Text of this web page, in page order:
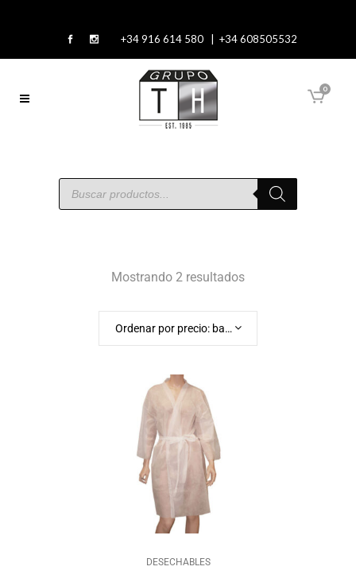
+34 916 614 580 | +34 608505532
0
Mostrando 2 resultados
Ordenar por precio: bajo a alto
DESECHABLES